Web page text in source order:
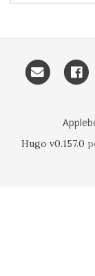
Hugo v0.157.0